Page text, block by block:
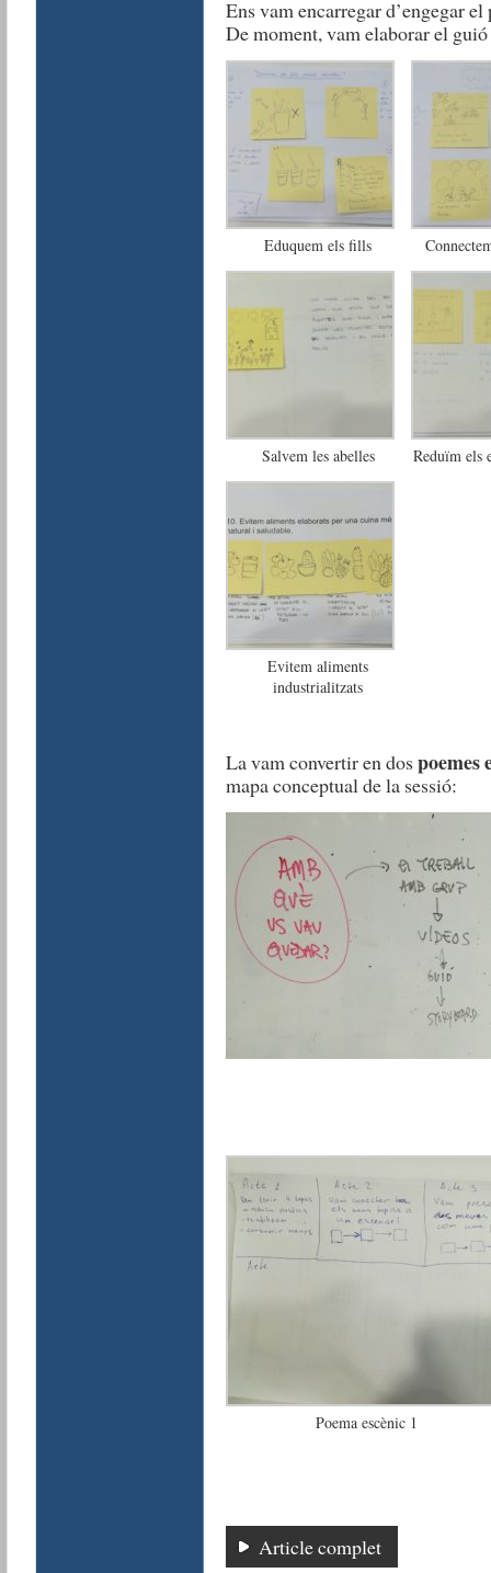
Ens vam encarregar d’engegar
De moment, vam elaborar el
Eduquem els fills
Salvem les abelles Reduïm els
Evitem aliments
industrialitzats
La vam convertir en dospoemes
mapa conceptual de la sessió:
Poema escènic 1
Article complet